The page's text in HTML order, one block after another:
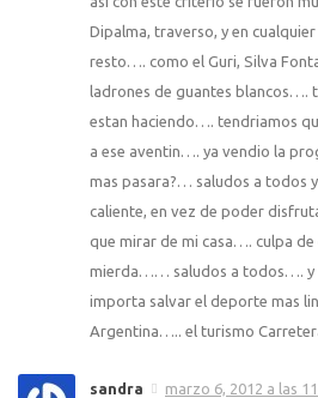
Dipalma, traverso, y en
resto…. como el Guri, Silva
ladrones de guantes blancos….
estan haciendo…. tendriamos
a ese aventin…. ya vendio la
mas pasara?… saludos a todos
caliente, en vez de poder
que mirar de mi casa…. culpa
mierda…… saludos a todos…. y
importa salvar el deporte mas
Argentina….. el turismo
sandra
marzo 6, 2012 a las